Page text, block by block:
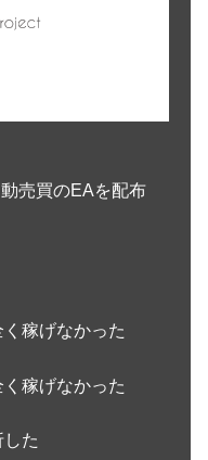
売買のEAを配布
稼げなかった
稼げなかった
た